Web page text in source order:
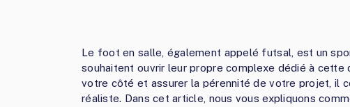
Le foot en salle, également appelé futsal, est un
souhaitent ouvrir leur propre complexe dédié à
votre côté et assurer la pérennité de votre projet, il
réaliste. Dans cet article, nous vous expliquons